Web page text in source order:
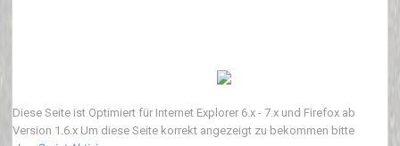
Diese Seite ist Optimiert für Internet Explorer 6.x - 7.x und Firefox ab
Version 1.6.x Um diese Seite korrekt angezeigt zu bekommen bitte